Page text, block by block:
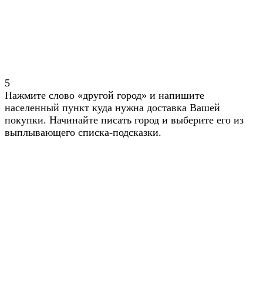
5
Нажмите слово «другой город» и напишите
населенный пункт куда нужна доставка Вашей
покупки. Начинайте писать город и выберите его из
выплывающего списка-подсказки.